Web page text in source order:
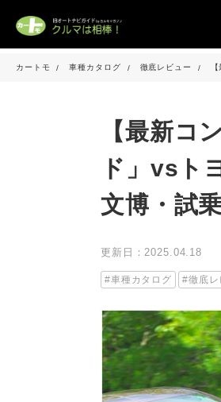
カートモ 車種カタログ 徹底レビュー
【最新コ
ド」vsト
文博・試
更新日：2025.04.18
車種カタログ 徹底レ